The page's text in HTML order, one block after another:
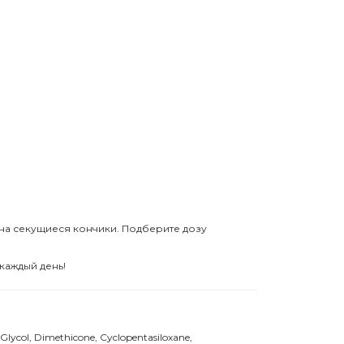
секущиеся кончики. Подберите дозу
день!
Dimethicone, Cyclopentasiloxane,